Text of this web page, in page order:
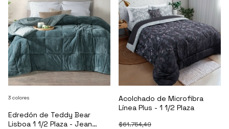
Edredón de Teddy Bear
Lisboa 1 1/2 Plaza - Jean
3 colores
Acolchado de Microfibra
Línea Plus - 1 1/2 Plaza
$61.754,49